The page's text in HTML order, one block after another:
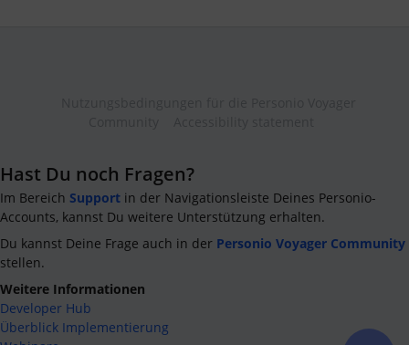
Hast Du noch Fragen?
Im Bereich Support in der Navigationsleiste Deines Personio-
Accounts, kannst Du weitere Unterstützung erhalten.
Du kannst Deine Frage auch in der Personio Voyager Community
stellen.
Weitere Informationen
Developer Hub
Überblick Implementierung